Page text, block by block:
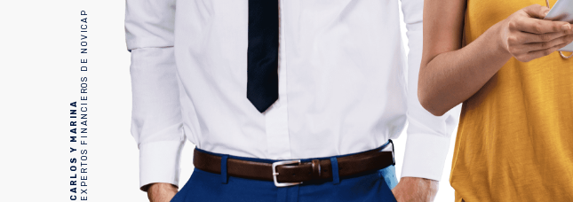
CARLOS Y MARINAEXPERTOS FINANCIEROS DE NOVICAP